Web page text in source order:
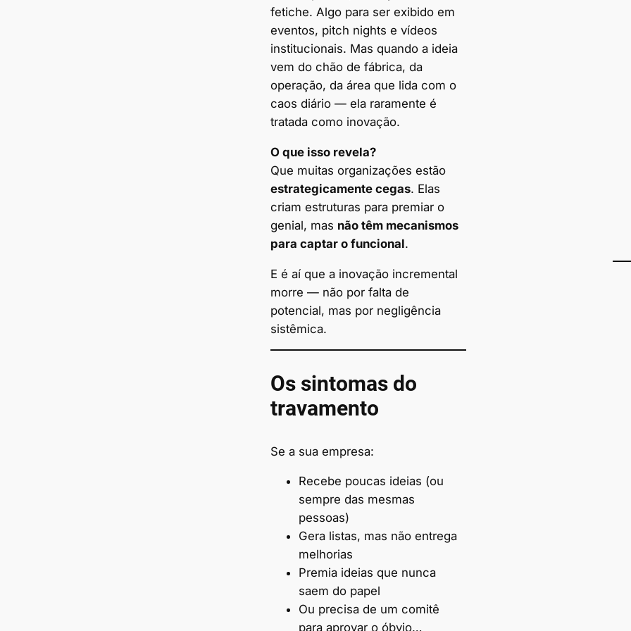
fetiche. Algo para ser exibido em
eventos, pitch nights e vídeos
institucionais. Mas quando a ideia
vem do chão de fábrica, da
operação, da área que lida com o
caos diário — ela raramente é
tratada como inovação.
O que isso revela?
Que muitas organizações estão
estrategicamente cegas. Elas
criam estruturas para premiar o
genial, mas não têm mecanismos
para captar o funcional.
E é aí que a inovação incremental
morre — não por falta de
potencial, mas por negligência
sistêmica.
Os sintomas do
travamento
Se a sua empresa:
Recebe poucas ideias (ou
sempre das mesmas
pessoas)
Gera listas, mas não entrega
melhorias
Premia ideias que nunca
saem do papel
Ou precisa de um comitê
para aprovar o óbvio…